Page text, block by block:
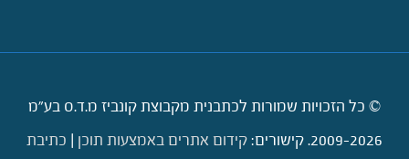
© כל הזכויות שמורות לכתבנית מקבוצת קונביז מ.ד.ס בע"מ
2009-2026. קישורים:
קידום אתרים באמצעות תוכן
כתיבת